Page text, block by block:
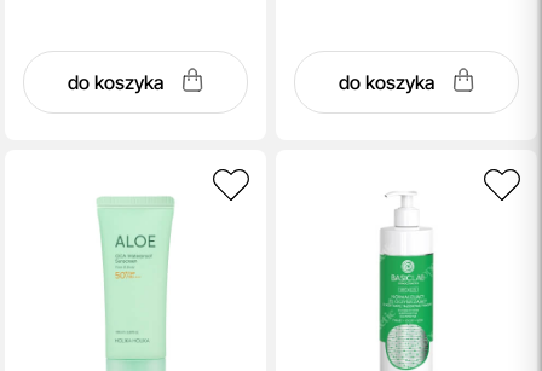
do koszyka do koszyka